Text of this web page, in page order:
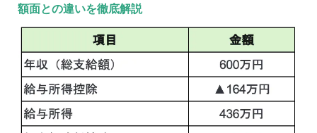
額面との違いを徹底解説